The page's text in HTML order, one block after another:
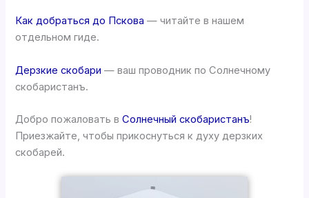
Как добраться до Пскова — читайте в нашем
отдельном гиде.
Дерзкие скобари — ваш проводник по Солнечному
скобаристанъ.
Добро пожаловать вСолнечный скобаристанъ!
Приезжайте, чтобы прикоснуться к духу дерзких
скобарей.